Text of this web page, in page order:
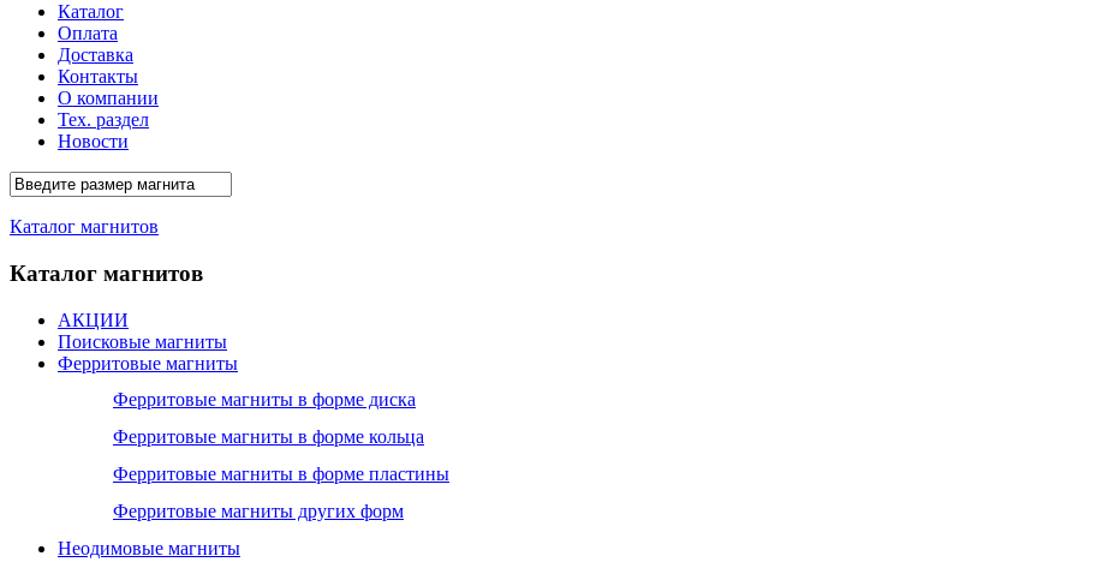
Каталог
Оплата
Доставка
Контакты
О компании
Тех. раздел
Новости
Каталог магнитов
Каталог магнитов
АКЦИИ
Поисковые магниты
Ферритовые магниты
Ферритовые магниты в форме диска
Ферритовые магниты в форме кольца
Ферритовые магниты в форме пластины
Ферритовые магниты других форм
Неодимовые магниты